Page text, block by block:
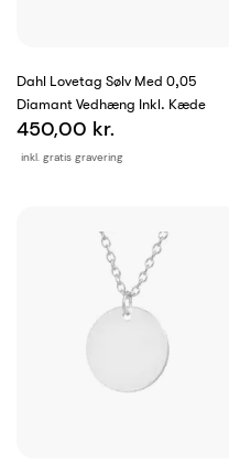
Dahl Lovetag Sølv Med 0,05
Diamant Vedhæng Inkl. Kæde
inkl. gratis gravering
450,00 kr.